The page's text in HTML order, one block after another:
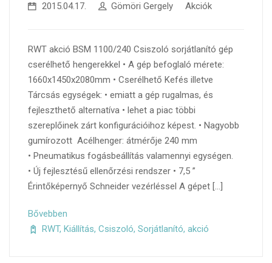
2015.04.17. Gömöri Gergely Akciók
RWT akció BSM 1100/240 Csiszoló sorjátlanító gép
cserélhető hengerekkel • A gép befoglaló mérete:
1660x1450x2080mm • Cserélhető Kefés illetve
Tárcsás egységek: • emiatt a gép rugalmas, és
fejleszthető alternatíva • lehet a piac többi
szereplőinek zárt konfigurációihoz képest. • Nagyobb
gumírozott Acélhenger: átmérője 240 mm
• Pneumatikus fogásbeállítás valamennyi egységen.
• Új fejlesztésű ellenőrzési rendszer • 7,5 ”
Érintőképernyő Schneider vezérléssel A gépet […]
Bővebben
RWT, Kiállítás, Csiszoló, Sorjátlanító, akció